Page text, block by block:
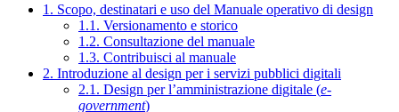
1. Scopo, destinatari e uso del Manuale operativo di design
1.1. Versionamento e storico
1.2. Consultazione del manuale
1.3. Contribuisci al manuale
2. Introduzione al design per i servizi pubblici digitali
2.1. Design per l’amministrazione digitale (e-
government)